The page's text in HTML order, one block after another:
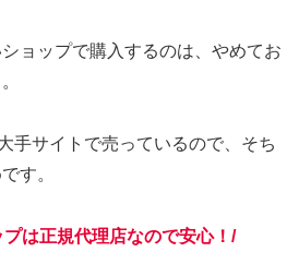
ョップで購入するのは、やめてお
手サイトで売っているので、そち
す。
プは正規代理店なので安心！ /